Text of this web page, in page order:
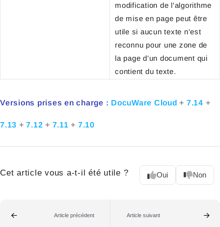
modification de l'algorithme
de mise en page peut être
utile si aucun texte n'est
reconnu pour une zone de
la page d'un document qui
contient du texte.
Versions prises en charge : DocuWare Cloud+ 7.14 +
7.13 +7.12 + 7.11+ 7.10
Cet article vous a-t-il été utile ? Oui Non
Article précédent Article suivant